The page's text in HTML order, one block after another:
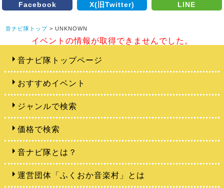
Facebook X(旧Twitter) LINE
音ナビ隊トップ > UNKNOWN
イベントの情報が取得できませんでした。
音ナビ隊トップページ
おすすめイベント
ジャンルで検索
価格で検索
音ナビ隊とは？
運営団体「ふくおか音楽村」とは